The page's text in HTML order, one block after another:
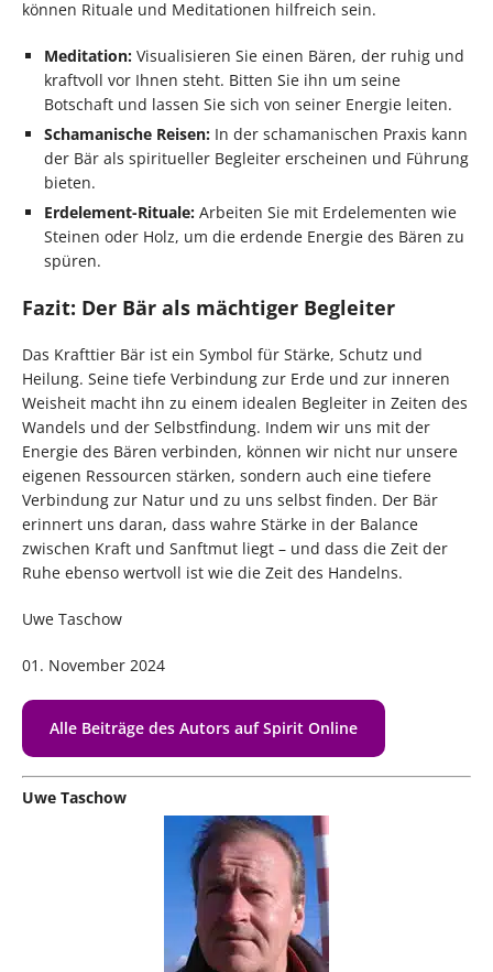
können Rituale und Meditationen hilfreich sein.
Meditation: Visualisieren Sie einen Bären, der ruhig und
kraftvoll vor Ihnen steht. Bitten Sie ihn um seine
Botschaft und lassen Sie sich von seiner Energie leiten.
Schamanische Reisen: In der schamanischen Praxis kann
der Bär als spiritueller Begleiter erscheinen und Führung
bieten.
Erdelement-Rituale: Arbeiten Sie mit Erdelementen wie
Steinen oder Holz, um die erdende Energie des Bären zu
spüren.
Fazit: Der Bär als mächtiger Begleiter
Das Krafttier Bär ist ein Symbol für Stärke, Schutz und
Heilung. Seine tiefe Verbindung zur Erde und zur inneren
Weisheit macht ihn zu einem idealen Begleiter in Zeiten des
Wandels und der Selbstfindung. Indem wir uns mit der
Energie des Bären verbinden, können wir nicht nur unsere
eigenen Ressourcen stärken, sondern auch eine tiefere
Verbindung zur Natur und zu uns selbst finden. Der Bär
erinnert uns daran, dass wahre Stärke in der Balance
zwischen Kraft und Sanftmut liegt – und dass die Zeit der
Ruhe ebenso wertvoll ist wie die Zeit des Handelns.
Uwe Taschow
01. November 2024
Alle Beiträge des Autors auf Spirit Online
Uwe Taschow